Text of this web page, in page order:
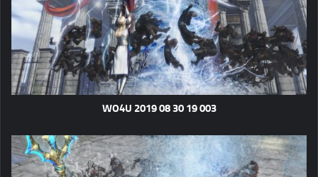
WO4U 2019 08 30 19 003